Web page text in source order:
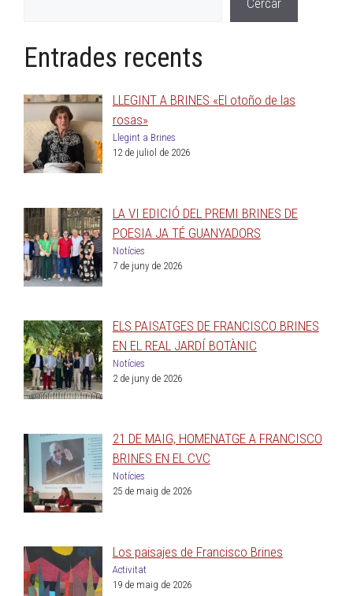
Entrades recents
LLEGINT A BRINES «El otoño de las
rosas»
Llegint a Brines
12 de juliol de 2026
LA VI EDICIÓ DEL PREMI BRINES DE
POESIA JA TÉ GUANYADORS
Notícies
7 de juny de 2026
ELS PAISATGES DE FRANCISCO BRINES
EN EL REAL JARDÍ BOTÀNIC
Notícies
2 de juny de 2026
21 DE MAIG, HOMENATGE A FRANCISCO
BRINES EN EL CVC
Notícies
25 de maig de 2026
Los paisajes de Francisco Brines
Activitat
19 de maig de 2026